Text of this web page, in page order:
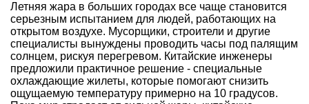
Летняя жара в больших городах все чаще становится
серьезным испытанием для людей, работающих на
открытом воздухе. Мусорщики, строители и другие
специалисты вынуждены проводить часы под палящим
солнцем, рискуя перегревом. Китайские инженеры
предложили практичное решение - специальные
охлаждающие жилеты, которые помогают снизить
ощущаемую температуру примерно на 10 градусов.